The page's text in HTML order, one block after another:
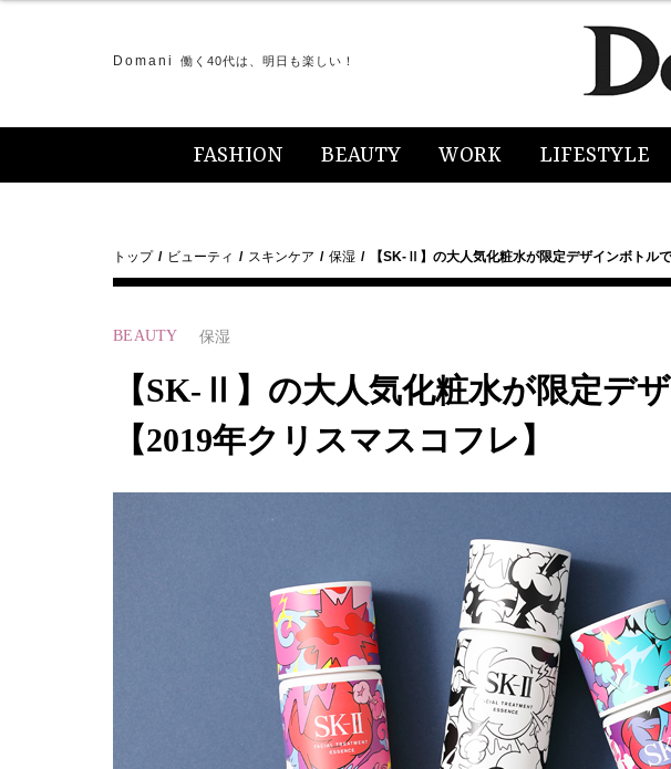
Domani 働く40代は、明日も楽しい！
FASHION BEAUTY WORK LIFESTYLE
トップ ビューティ スキンケア 保湿 【SK-Ⅱ】の大人気化粧水が限定デザインボトル
BEAUTY 保湿
【SK-Ⅱ】の大人気化粧水が限定デ
【2019年クリスマスコフレ】